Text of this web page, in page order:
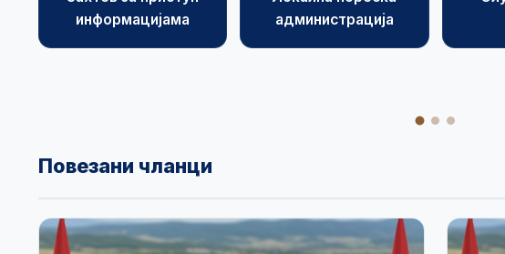
информацијама
администрација
Повезани чланци